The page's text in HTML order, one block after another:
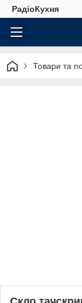
РадіоКухня
Товари та